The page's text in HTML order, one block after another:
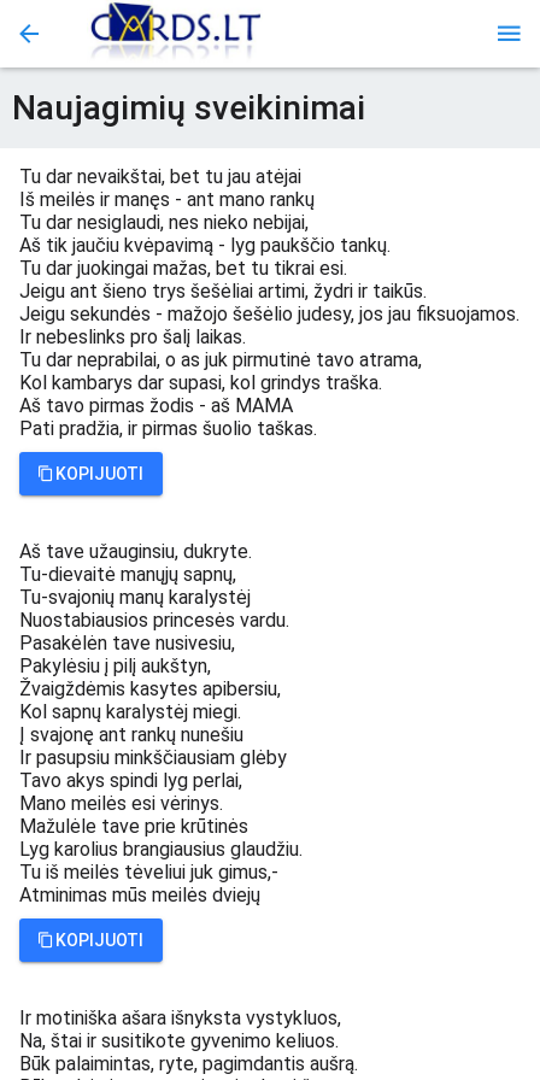
Naujagimių sveikinimai
Tu dar nevaikštai, bet tu jau atėjai
Iš meilės ir manęs - ant mano rankų
Tu dar nesiglaudi, nes nieko nebijai,
Aš tik jaučiu kvėpavimą - lyg paukščio tankų.
Tu dar juokingai mažas, bet tu tikrai esi.
Jeigu ant šieno trys šešėliai artimi, žydri ir taikūs.
Jeigu sekundės - mažojo šešėlio judesy, jos jau fiksuojamos.
Ir nebeslinks pro šalį laikas.
Tu dar neprabilai, o as juk pirmutinė tavo atrama,
Kol kambarys dar supasi, kol grindys traška.
Aš tavo pirmas žodis - aš MAMA
Pati pradžia, ir pirmas šuolio taškas.
KOPIJUOTI
Aš tave užauginsiu, dukryte.
Tu-dievaitė manųjų sapnų,
Tu-svajonių manų karalystėj
Nuostabiausios princesės vardu.
Pasakėlėn tave nusivesiu,
Pakylėsiu į pilį aukštyn,
Žvaigždėmis kasytes apibersiu,
Kol sapnų karalystėj miegi.
Į svajonę ant rankų nunešiu
Ir pasupsiu minkščiausiam glėby
Tavo akys spindi lyg perlai,
Mano meilės esi vėrinys.
Mažulėle tave prie krūtinės
Lyg karolius brangiausius glaudžiu.
Tu iš meilės tėveliui juk gimus,-
Atminimas mūs meilės dviejų
KOPIJUOTI
Ir motiniška ašara išnyksta vystykluos,
Na, štai ir susitikote gyvenimo keliuos.
Būk palaimintas, ryte, pagimdantis aušrą.